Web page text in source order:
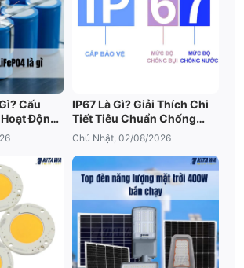
Cấu
Hoạt Động
IP67 Là Gì? Giải Thích Chi
Tiết Tiêu Chuẩn Chống
Nước IP67
Chủ Nhật, 02/08/2026